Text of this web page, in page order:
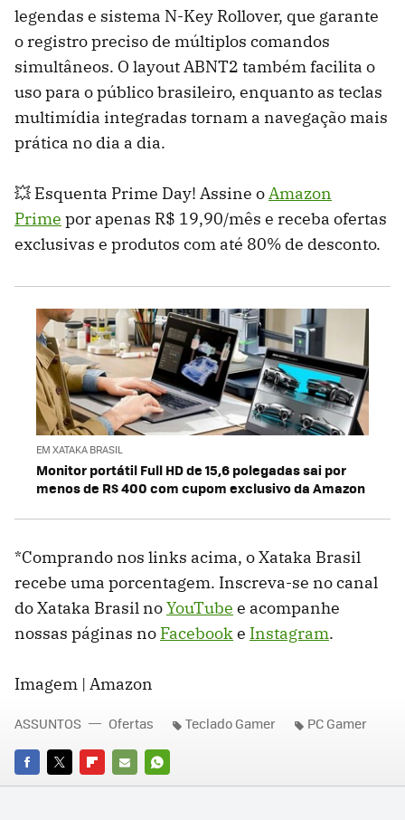
legendas e sistema N-Key Rollover, que garante
o registro preciso de múltiplos comandos
simultâneos. O layout ABNT2 também facilita o
uso para o público brasileiro, enquanto as teclas
multimídia integradas tornam a navegação mais
prática no dia a dia.
💥 Esquenta Prime Day! Assine oAmazon
Prime por apenas R$ 19,90/mês e receba ofertas
exclusivas e produtos com até 80% de desconto.
EM XATAKA BRASIL
Monitor portátil Full HD de 15,6 polegadas sai por
menos de R$ 400 com cupom exclusivo da Amazon
*Comprando nos links acima, o Xataka Brasil
recebe uma porcentagem. Inscreva-se no canal
do Xataka Brasil noYouTube e acompanhe
nossas páginas no Facebooke Instagram.
Imagem | Amazon
FACEBOOK
TWITTERFLIPBOARD
E-
WHATSAPP
ASSUNTOS Ofertas Teclado Gamer PC Gamer